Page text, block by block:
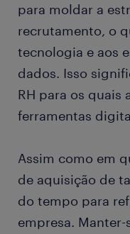
para moldar a
recrutamento, o
tecnologia e aos
dados. Isso
RH para os quais
ferramentas
Assim como em
de aquisição de
do tempo para
empresa.